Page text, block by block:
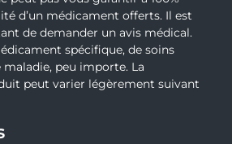
d’un médicament offerts. Il est
de demander un avis médical.
spécifique, de soins
maladie, peu importe. La
peut varier légèrement suivant